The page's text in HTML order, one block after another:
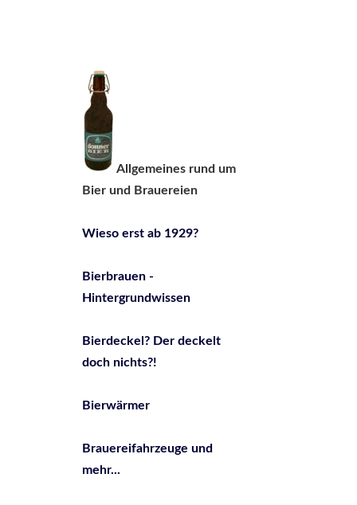
Allgemeines rund um
Bier und Brauereien
Wieso erst ab 1929?
Bierbrauen -
Hintergrundwissen
Bierdeckel? Der deckelt
doch nichts?!
Bierwärmer
Brauereifahrzeuge und
mehr...